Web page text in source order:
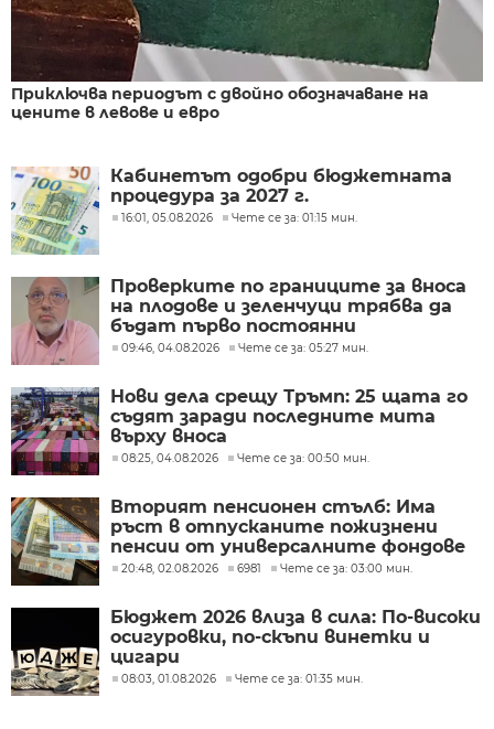
Приключва периодът с двойно обозначаване на
цените в левове и евро
Кабинетът одобри бюджетната
процедура за 2027 г.
16:01, 05.08.2026 Чете се за: 01:15 мин.
Проверките по границите за вноса
на плодове и зеленчуци трябва да
бъдат първо постоянни
09:46, 04.08.2026 Чете се за: 05:27 мин.
Нови дела срещу Тръмп: 25 щата го
съдят заради последните мита
върху вноса
08:25, 04.08.2026 Чете се за: 00:50 мин.
Вторият пенсионен стълб: Има
ръст в отпусканите пожизнени
пенсии от универсалните фондове
20:48, 02.08.2026 6981 Чете се за: 03:00 мин.
Бюджет 2026 влиза в сила: По-високи
осигуровки, по-скъпи винетки и
цигари
08:03, 01.08.2026 Чете се за: 01:35 мин.